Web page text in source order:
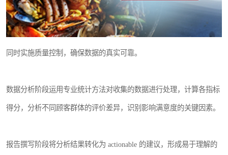
同时实施质量控制，确保数据的真实可靠。
数据分析阶段运用专业统计方法对收集的数据进行处理，计算各指标
得分，分析不同顾客群体的评价差异，识别影响满意度的关键因素。
报告撰写阶段将分析结果转化为 actionable 的建议，形成易于理解的